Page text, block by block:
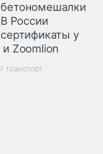
России
у
Zoomlion
транспорт